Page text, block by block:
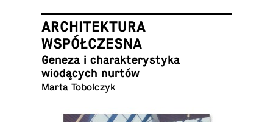
ARCHITEKTURA
WSPÓŁCZESNA
Geneza i charak­terystyka
wiodących nurtów
Marta Tobolczyk